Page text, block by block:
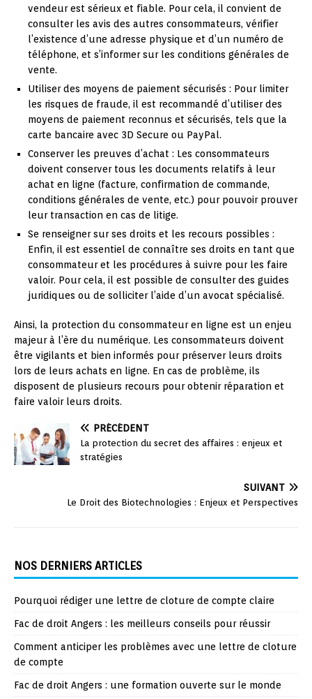
vendeur est sérieux et fiable. Pour cela, il convient de
consulter les avis des autres consommateurs, vérifier
l’existence d’une adresse physique et d’un numéro de
téléphone, et s’informer sur les conditions générales de
vente.
Utiliser des moyens de paiement sécurisés : Pour limiter
les risques de fraude, il est recommandé d’utiliser des
moyens de paiement reconnus et sécurisés, tels que la
carte bancaire avec 3D Secure ou PayPal.
Conserver les preuves d’achat : Les consommateurs
doivent conserver tous les documents relatifs à leur
achat en ligne (facture, confirmation de commande,
conditions générales de vente, etc.) pour pouvoir prouver
leur transaction en cas de litige.
Se renseigner sur ses droits et les recours possibles :
Enfin, il est essentiel de connaître ses droits en tant que
consommateur et les procédures à suivre pour les faire
valoir. Pour cela, il est possible de consulter des guides
juridiques ou de solliciter l’aide d’un avocat spécialisé.
Ainsi, la protection du consommateur en ligne est un enjeu
majeur à l’ère du numérique. Les consommateurs doivent
être vigilants et bien informés pour préserver leurs droits
lors de leurs achats en ligne. En cas de problème, ils
disposent de plusieurs recours pour obtenir réparation et
faire valoir leurs droits.
PRÉCÉDENT
La protection du secret des affaires : enjeux et
stratégies
SUIVANT
Le Droit des Biotechnologies : Enjeux et Perspectives
NOS DERNIERS ARTICLES
Pourquoi rédiger une lettre de cloture de compte claire
Fac de droit Angers : les meilleurs conseils pour réussir
Comment anticiper les problèmes avec une lettre de cloture
de compte
Fac de droit Angers : une formation ouverte sur le monde